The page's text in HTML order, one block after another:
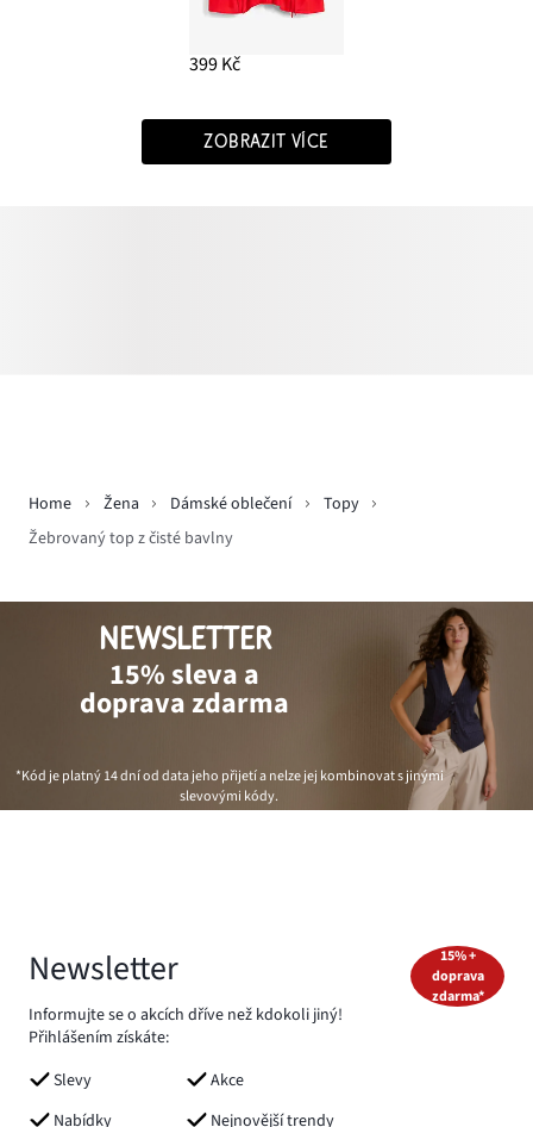
399 Kč
ZOBRAZIT VÍCE
Home Žena Dámské oblečení
Topy
Žebrovaný top z čisté bavlny
NEWSLETTER
15% sleva a
doprava zdarma
*Kód je platný 14 dní od data jeho přijetí a nelze jej kombinovat s jinými
slevovými kódy.
Newsletter
Informujte se o akcích dříve než kdokoli jiný!
Přihlášením získáte:
Slevy
Akce
Nabídky
Nejnovější trendy
15% +
doprava
zdarma*